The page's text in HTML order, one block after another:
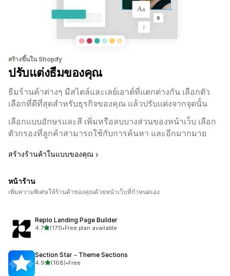
สร้างขึ้นใน Shopify
ปรับแต่งธีมของคุณ
ธีมร้านค้าต่างๆ มีสไตล์และเลย์เอาต์ที่แตกต่างกัน เลือกตัว
เลือกที่ดีที่สุดสำหรับธุรกิจของคุณ แล้วปรับแต่งจากจุดนั้น
เลือกแบบอักษรและสี เพิ่มหรือลบบางส่วนของหน้าเว็บ เลือก
ตัวกรองที่ลูกค้าสามารถใช้กับการค้นหา และอีกมากมาย
สร้างร้านค้าในแบบของคุณ
หน้าร้าน
เพิ่มความพิเศษให้ร้านค้าของคุณด้วยหน้าเว็บที่กำหนดเอง
Replo Landing Page Builder
4.7เต็ม 5 ดาว
(171)
ทั้งหมด 171 รีวิว
•Free plan available
Section Star ‑ Theme Sections
4.9เต็ม 5 ดาว
(168)
ทั้งหมด 168 รีวิว
•Free